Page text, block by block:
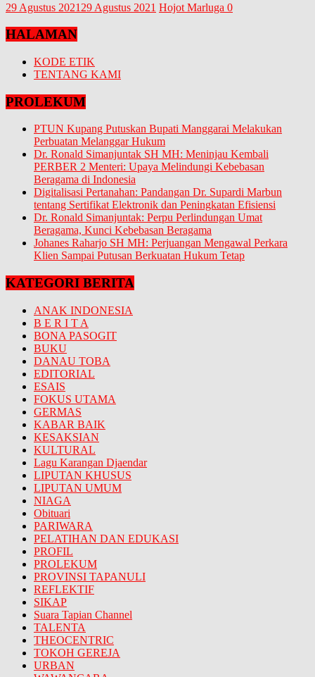
29 Agustus 2021 29 Agustus 2021 Hojot Marluga 0
HALAMAN
KODE ETIK
TENTANG KAMI
PROLEKUM
PTUN Kupang Putuskan Bupati Manggarai Melakukan
Perbuatan Melanggar Hukum
Dr. Ronald Simanjuntak SH MH: Meninjau Kembali
PERBER 2 Menteri: Upaya Melindungi Kebebasan
Beragama di Indonesia
Digitalisasi Pertanahan: Pandangan Dr. Supardi Marbun
tentang Sertifikat Elektronik dan Peningkatan Efisiensi
Dr. Ronald Simanjuntak: Perpu Perlindungan Umat
Beragama, Kunci Kebebasan Beragama
Johanes Raharjo SH MH: Perjuangan Mengawal Perkara
Klien Sampai Putusan Berkuatan Hukum Tetap
KATEGORI BERITA
ANAK INDONESIA
B E R I T A
BONA PASOGIT
BUKU
DANAU TOBA
EDITORIAL
ESAIS
FOKUS UTAMA
GERMAS
KABAR BAIK
KESAKSIAN
KULTURAL
Lagu Karangan Djaendar
LIPUTAN KHUSUS
LIPUTAN UMUM
NIAGA
Obituari
PARIWARA
PELATIHAN DAN EDUKASI
PROFIL
PROLEKUM
PROVINSI TAPANULI
REFLEKTIF
SIKAP
Suara Tapian Channel
TALENTA
THEOCENTRIC
TOKOH GEREJA
URBAN